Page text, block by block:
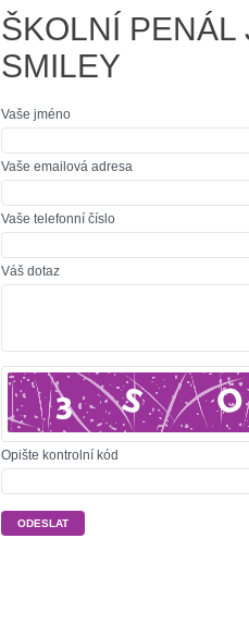
ŠKOLNÍ PENÁL
SMILEY
Vaše jméno
Vaše emailová adresa
Vaše telefonní číslo
Váš dotaz
Opište kontrolní kód